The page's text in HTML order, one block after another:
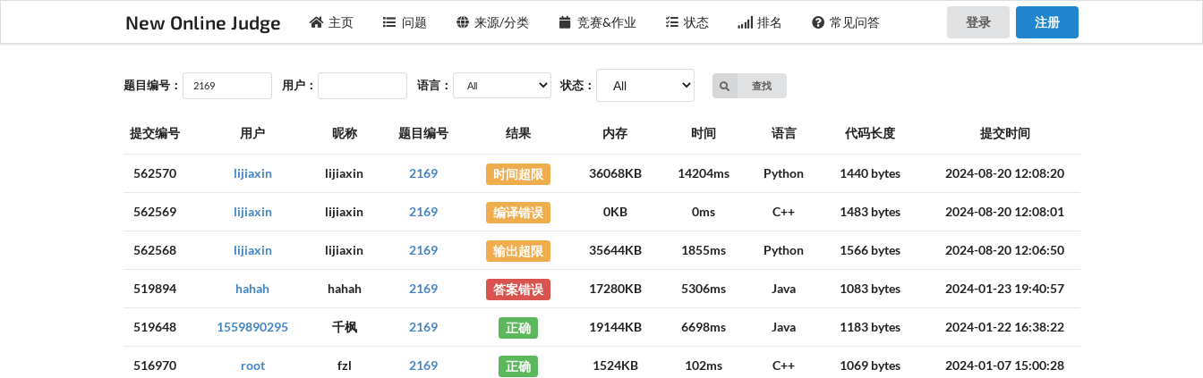
New Online Judge 主页 问题 来源/分类 竞赛&作业 状态 排名 常见问答 登录 注册
题目编号： 用户： 语言： 状态： 查找
提交编号 用户 昵称 题目编号 结果 内存 时间 语言 代码长度 提交时间
562570 lijiaxin lijiaxin 2169 时间超限 36068KB 14204ms Python 1440 bytes 2024-08-20 12:08:20
562569 lijiaxin lijiaxin 2169 编译错误 0KB 0ms C++ 1483 bytes 2024-08-20 12:08:01
562568 lijiaxin lijiaxin 2169 输出超限 35644KB 1855ms Python 1566 bytes 2024-08-20 12:06:50
519894 hahah hahah 2169 答案错误 17280KB 5306ms Java 1083 bytes 2024-01-23 19:40:57
519648 1559890295 千枫 2169 正确 19144KB 6698ms Java 1183 bytes 2024-01-22 16:38:22
516970 root fzl 2169 正确 1524KB 102ms C++ 1069 bytes 2024-01-07 15:00:28